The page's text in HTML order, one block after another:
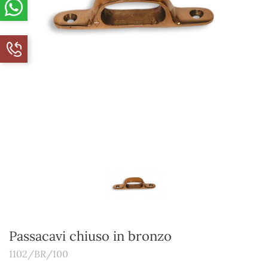
Passacavi chiuso in bronzo
1102/BR/100